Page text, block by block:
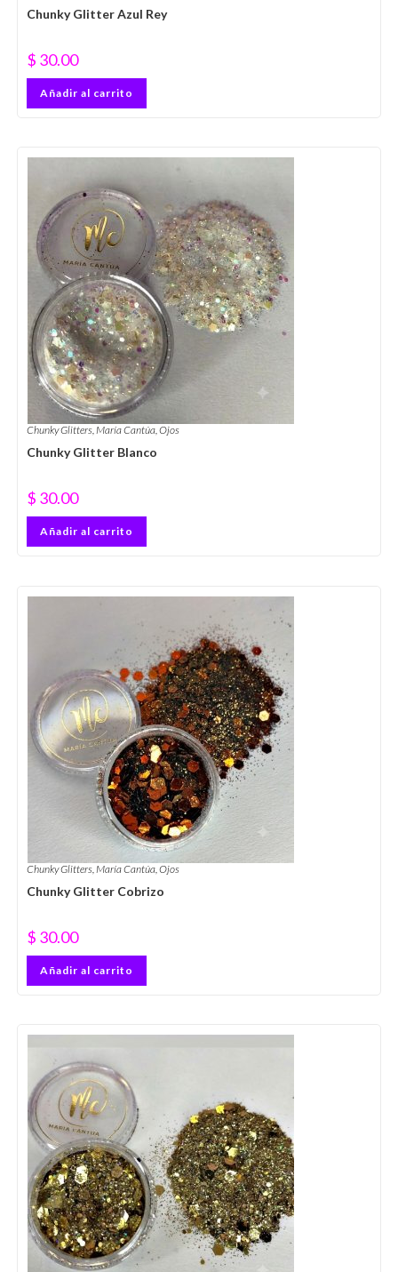
Chunky Glitter Azul Rey
$ 30.00
Añadir al carrito
Chunky Glitters,María Cantúa,Ojos
Chunky Glitter Blanco
$ 30.00
Añadir al carrito
Chunky Glitters, María Cantúa, Ojos
Chunky Glitter Cobrizo
$ 30.00
Añadir al carrito